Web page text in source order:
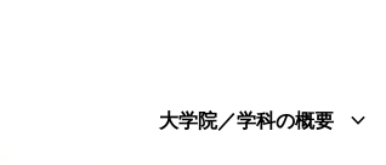
大学院／学科の概要 expand_more